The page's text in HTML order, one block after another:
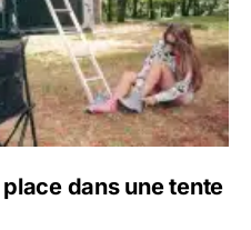
dans une tente